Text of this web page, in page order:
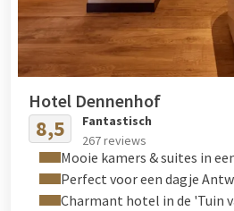
Hotel Dennenhof
8,5
Fantastisch
267 reviews
Mooie kamers & suites in
Perfect voor een dagje
Charmant hotel in de 'Tuin